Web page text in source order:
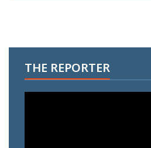
THE REPORTER